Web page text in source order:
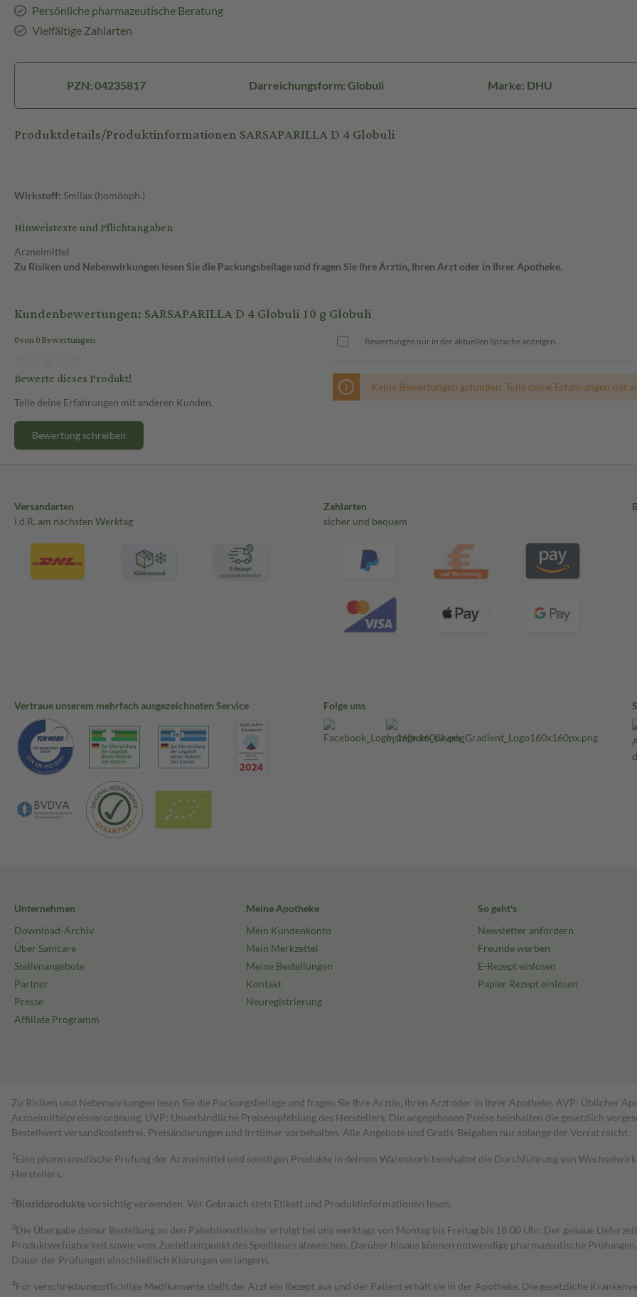
Persönliche pharmazeutische Beratung
Vielfältige Zahlarten
PZN: 04235817 Darreichungsform: Globuli Marke: DHU
Produktdetails/Produktinformationen SARSAPARILLA D 4 Globuli
Wirkstoff: Smilax (homöoph.)
Hinweistexte und Pflichtangaben
Arzneimittel
Zu Risiken und Nebenwirkungen lesen Sie die Packungsbeilage und fragen Sie Ihre Ärztin, Ihren Arzt oder in Ihrer Apotheke.
Kundenbewertungen: SARSAPARILLA D 4 Globuli 10 g Globuli
0 von 0 Bewertungen
Bewerte dieses Produkt!
Teile deine Erfahrungen mit anderen Kunden.
Bewertung schreiben
Bewertungen nur in der aktuellen Sprache anzeigen.
Keine Bewertungen gefunden. Teile deine Erfahrungen mit
Versandarten
i.d.R. am nächsten Werktag
Zahlarten
sicher und bequem
Vertraue unserem mehrfach ausgezeichneten Service Folge uns
Unternehmen
Download-Archiv
Über Sanicare
Stellenangebote
Partner
Presse
Affiliate Programm
Meine Apotheke
Mein Kundenkonto
Mein Merkzettel
Meine Bestellungen
Kontakt
Neuregistrierung
So geht's
Newsletter anfordern
Freunde werben
E-Rezept einlösen
Papier Rezept einlösen
Zu Risiken und Nebenwirkungen lesen Sie die Packungsbeilage und fragen Sie Ihre Ärztin, Ihren Arzt oder in Ihrer Apotheke. AVP: Üblicher
Arzneimittelpreisverordnung. UVP: Unverbindliche Preisempfehlung des Herstellers. Die angegebenen Preise beinhalten die gesetzlich
Bestell­wert versand­kosten­frei. Preisänderungen und Irrtümer vorbehalten. Alle Angebote und Gratis-Beigaben nur solange der Vorrat reicht.
1 Eine pharmazeutische Prüfung der Arzneimittel und sonstigen Produkte in deinem Warenkorb beinhaltet die Durchführung von
Herstellers.
2Biozidproduktevorsichtig verwenden. Vor Gebrauch stets Etikett und Produktinformationen lesen.
3Die Übergabe deiner Bestellung an den Paketdienstleister erfolgt bei uns werktags von Montag bis Freitag bis 18:00 Uhr. Der genaue
Produktverfügbarkeit sowie vom Zustellzeitpunkt des Spediteurs abweichen. Darüber hinaus können notwendige pharmazeutische
Dauer der Prüfungen einschließlich Klärungen verlängern.
4Für verschreibungspflichtige Medikamente stellt der Arzt ein Rezept aus und der Patient erhält sie in der Apotheke. Die gesetzliche